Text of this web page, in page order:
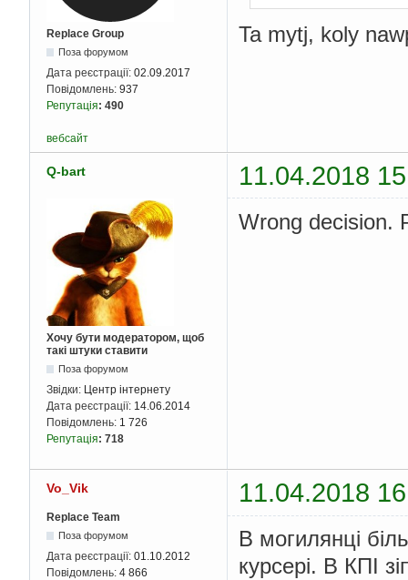
Replace Group
Поза форумом
Дата реєстрації: 02.09.2017
Повідомлень: 937
Репутація: 490
Ta mytj, koly
вебсайт
Q-bart 11.04.2018
Хочу бути модератором, щоб
такі штуки ставити
Поза форумом
Звідки: Центр інтернету
Дата реєстрації: 14.06.2014
Повідомлень: 1 726
Репутація: 718
Wrong decision.
Vo_Vik 11.04.2018
Replace Team
Поза форумом
Дата реєстрації: 01.10.2012
Повідомлень: 4 866
В могилянці
курсері. В КПІ